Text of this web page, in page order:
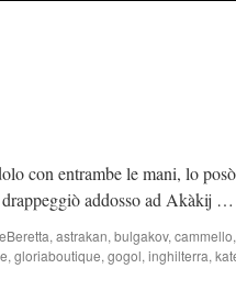
con entrambe le mani, lo
addosso ad Akàkij …
, astrakan, bulgakov, cammello,
, gloriaboutique, gogol, inghilterra,